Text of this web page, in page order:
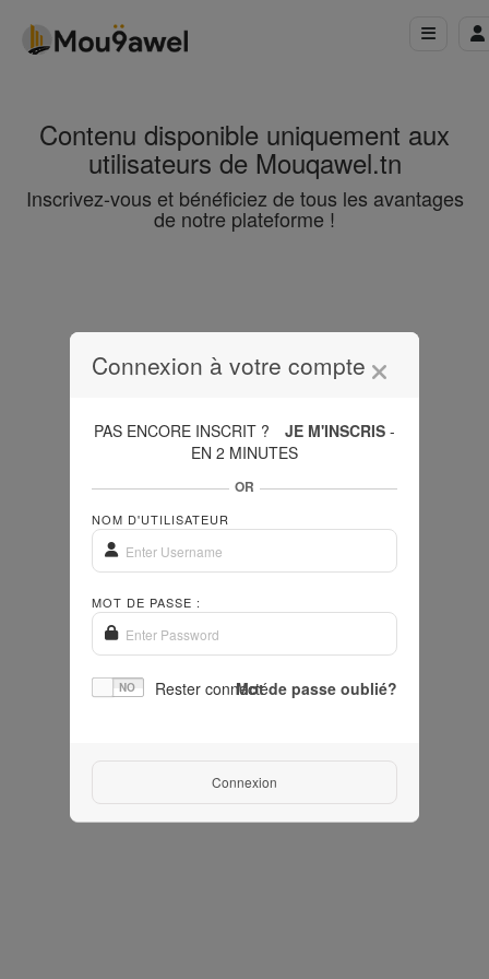
Contenu disponible uniquement aux
utilisateurs de Mouqawel.tn
Inscrivez-vous et bénéficiez de tous les avantages
de notre plateforme !
Connexion à votre compte
PAS ENCORE INSCRIT ? JE M'INSCRIS -
EN 2 MINUTES
OR
NOM D'UTILISATEUR
MOT DE PASSE :
Rester connectéMot de passe oublié?
Connexion